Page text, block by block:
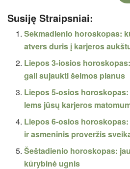
Susiję Straipsniai:
Sekmadienio horoskopas:
atvers duris į karjeros
Liepos 3-iosios
gali sujaukti šeimos planus
Liepos 5-osios
lems jūsų karjeros
Liepos 6-osios
ir asmeninis proveržis
Šeštadienio horoskopas:
kūrybinė ugnis